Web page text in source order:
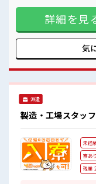
・近場にはヤマダ電
充実♪
・1食500円程度で食
・鍵付きロッカー/休
段は何でも
《好条件*》
で残業代で
機完備！ ・
験歓迎★ ・
♪ ・制服貸与あり
ーケットも
られる美味
詳細を見
気
派遣
製造・工場スタッ
未経
寮あり
残業